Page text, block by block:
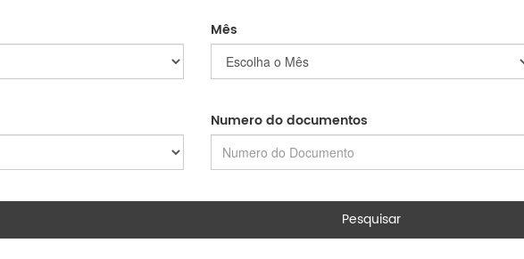
Mês
Numero do documentos
Pesquisar